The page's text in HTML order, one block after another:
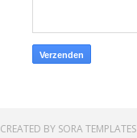
CREATED BY SORA TEMPLATES